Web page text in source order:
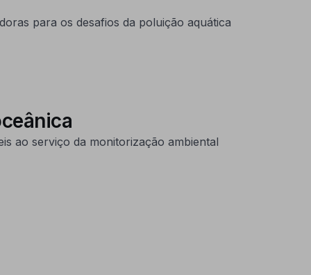
para os desafios da poluição aquática
ao serviço da monitorização ambiental